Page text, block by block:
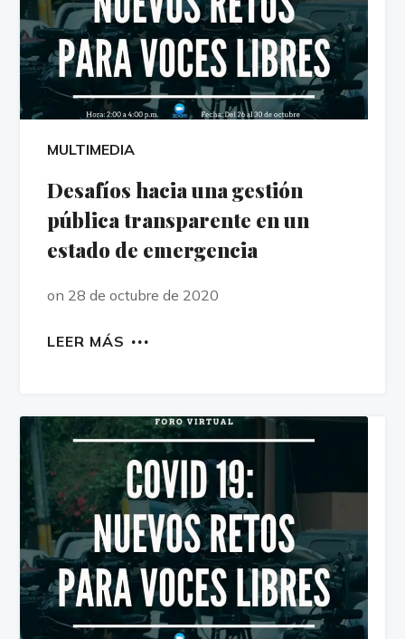
MULTIMEDIA
Desafíos hacia una gestión
pública transparente en un
estado de emergencia
on 28 de octubre de 2020
LEER MÁS